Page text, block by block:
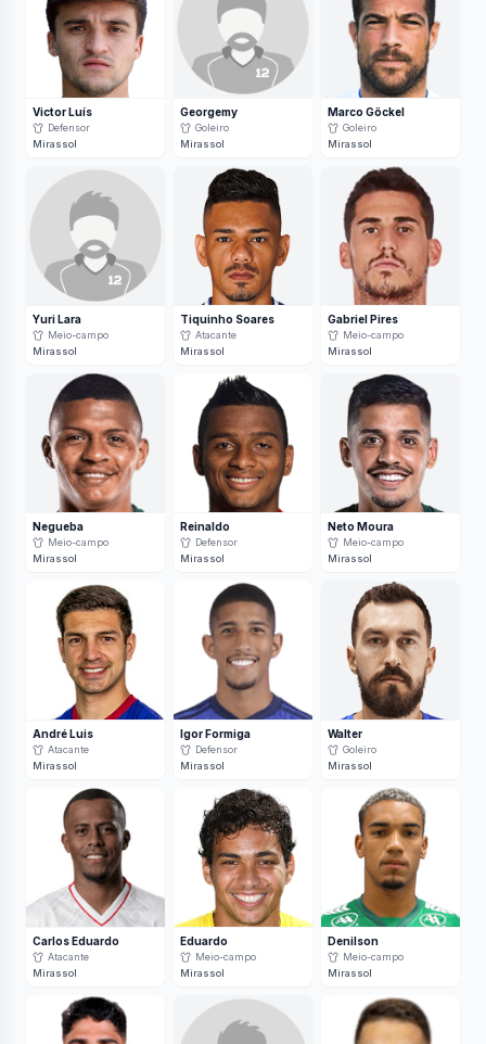
Victor Luís
Defensor
Mirassol
Georgemy
Goleiro
Mirassol
Marco Göckel
Goleiro
Mirassol
Yuri Lara
Meio-campo
Mirassol
Tiquinho Soares
Atacante
Mirassol
Gabriel Pires
Meio-campo
Mirassol
Negueba
Meio-campo
Mirassol
Reinaldo
Defensor
Mirassol
Neto Moura
Meio-campo
Mirassol
André Luis
Atacante
Mirassol
Igor Formiga
Defensor
Mirassol
Walter
Goleiro
Mirassol
Carlos Eduardo
Atacante
Mirassol
Eduardo
Meio-campo
Mirassol
Denilson
Meio-campo
Mirassol